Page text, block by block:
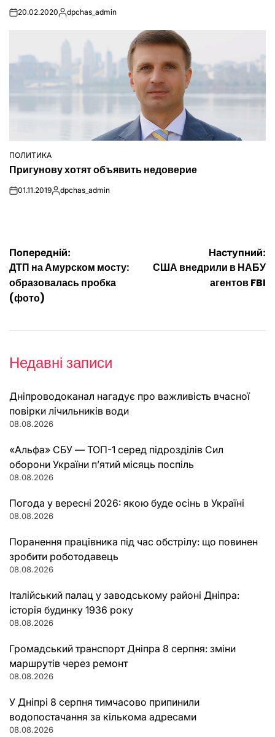
on20.02.2020Опубліковано
dpchas_admin
ОПУБЛІКУВАТИ
ПОЛИТИКА
Пригунову хотят объявить недоверие
on01.11.2019Опубліковано
dpchas_admin
Навігація
записів
Попередній:
ДТП на Амурском мосту:
образовалась пробка
(фото)
Наступний:
США внедрили в НАБУ
агентов FBI
Недавні записи
Дніпроводоканал нагадує про важливість вчасної
повірки лічильників води
08.08.2026
«Альфа» СБУ — ТОП-1 серед підрозділів Сил
оборони України п’ятий місяць поспіль
08.08.2026
Погода у вересні 2026: якою буде осінь в Україні
08.08.2026
Поранення працівника під час обстрілу: що повинен
зробити роботодавець
08.08.2026
Італійський палац у заводському районі Дніпра:
історія будинку 1936 року
08.08.2026
Громадський транспорт Дніпра 8 серпня: зміни
маршрутів через ремонт
08.08.2026
У Дніпрі 8 серпня тимчасово припинили
водопостачання за кількома адресами
08.08.2026